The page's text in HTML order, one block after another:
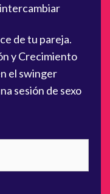
de tu pareja.
y Crecimiento
el swinger
sesión de sexo